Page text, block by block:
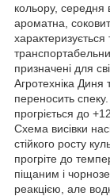
кольору, середня
ароматна,
призначені для
Агротехніка
переносить
прогріється до
Схема висівки
стійкого росту
прогріте до
піщаним і
реакцією, але